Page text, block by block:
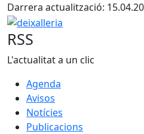
Darrera actualització:
deixalleria
RSS
L'actualitat a un clic
Agenda
Avisos
Notícies
Publicacions